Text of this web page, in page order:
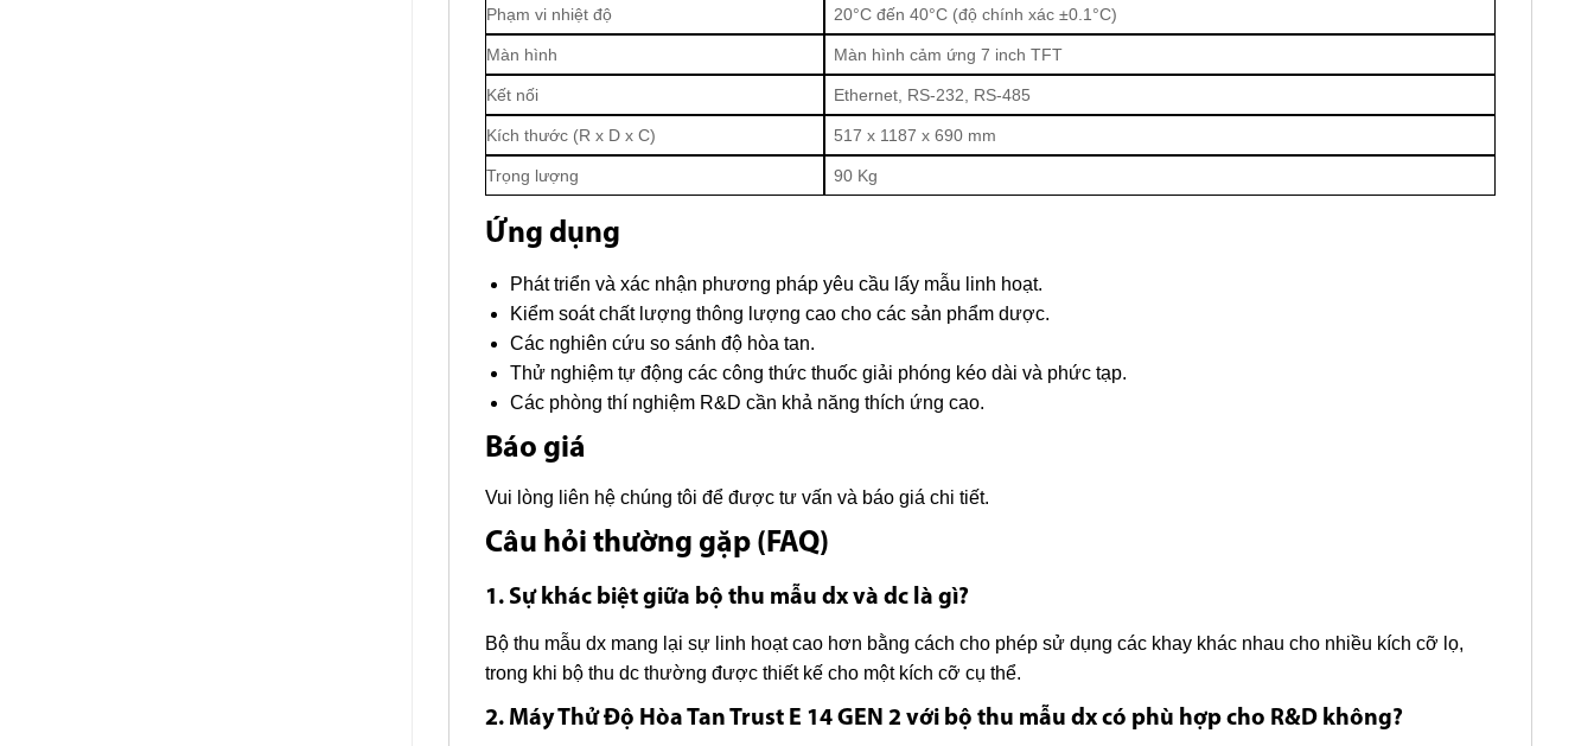
Phạm vi nhiệt độ 20°C đến 40°C (độ chính xác ±0.1°C)
Màn hình Màn hình cảm ứng 7 inch TFT
Kết nối Ethernet, RS-232, RS-485
Kích thước (R x D x C) 517 x 1187 x 690 mm
Trọng lượng 90 Kg
Ứng dụng
Phát triển và xác nhận phương pháp yêu cầu lấy mẫu linh hoạt.
Kiểm soát chất lượng thông lượng cao cho các sản phẩm dược.
Các nghiên cứu so sánh độ hòa tan.
Thử nghiệm tự động các công thức thuốc giải phóng kéo dài và phức tạp.
Các phòng thí nghiệm R&D cần khả năng thích ứng cao.
Báo giá
Vui lòng liên hệ chúng tôi để được tư vấn và báo giá chi tiết.
Câu hỏi thường gặp (FAQ)
1. Sự khác biệt giữa bộ thu mẫu dx và dc là gì?
Bộ thu mẫu dx mang lại sự linh hoạt cao hơn bằng cách cho phép sử dụng các khay khác nhau cho nhiều kích cỡ lọ,
trong khi bộ thu dc thường được thiết kế cho một kích cỡ cụ thể.
2. Máy Thử Độ Hòa Tan Trust E 14 GEN 2 với bộ thu mẫu dx có phù hợp cho R&D không?